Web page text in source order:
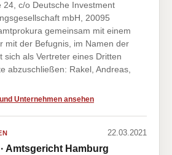
24, c/o Deutsche Investment
mbH, 20095
gemeinsam mit einem
mit der Befugnis, im Namen der
sich als Vertreter eines Dritten
abzuschließen: Rakel, Andreas,
Unternehmen ansehen
22.03.2021
Amtsgericht Hamburg